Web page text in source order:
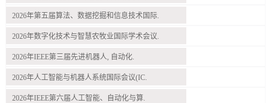
2026年第五届算法、数据挖掘和信息技术国际.
2026年数字化技术与智慧农牧业国际学术会议.
2026年IEEE第三届先进机器人, 自动化.
2026年人工智能与机器人系统国际会议(IC.
2026年IEEE第六届人工智能、自动化与算.